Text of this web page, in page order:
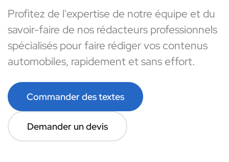
Profitez de l'expertise de notre équipe et du
savoir-faire de nos rédacteurs professionnels
spécialisés pour faire rédiger vos contenus
automobiles, rapidement et sans effort.
Commander des textes
Demander un devis